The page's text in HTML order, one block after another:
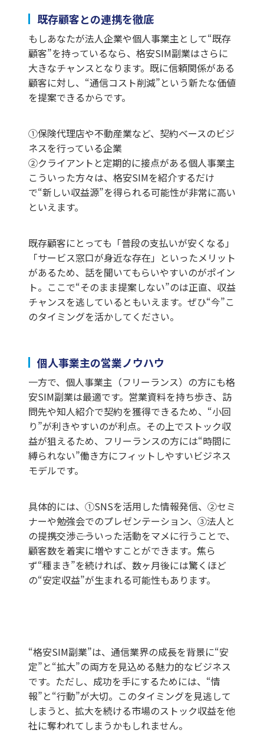
既存顧客との連携を徹底
もしあなたが法人企業や個人事業主として“既存
顧客”を持っているなら、格安SIM副業はさらに
大きなチャンスとなります。既に信頼関係がある
顧客に対し、“通信コスト削減”という新たな価値
を提案できるからです。
①保険代理店や不動産業など、契約ベースのビジ
ネスを行っている企業
②クライアントと定期的に接点がある個人事業主
こういった方々は、格安SIMを紹介するだけ
で“新しい収益源”を得られる可能性が非常に高い
といえます。
既存顧客にとっても「普段の支払いが安くなる」
「サービス窓口が身近な存在」といったメリット
があるため、話を聞いてもらいやすいのがポイン
ト。ここで“そのまま提案しない”のは正直、収益
チャンスを逃しているともいえます。ぜひ“今”こ
のタイミングを活かしてください。
個人事業主の営業ノウハウ
一方で、個人事業主（フリーランス）の方にも格
安SIM副業は最適です。営業資料を持ち歩き、訪
問先や知人紹介で契約を獲得できるため、“小回
り”が利きやすいのが利点。その上でストック収
益が狙えるため、フリーランスの方には“時間に
縛られない”働き方にフィットしやすいビジネス
モデルです。
具体的には、①SNSを活用した情報発信、②セミ
ナーや勉強会でのプレゼンテーション、③法人と
の提携交渉――こういった活動をマメに行うことで、
顧客数を着実に増やすことができます。焦ら
ず“種まき”を続ければ、数ヶ月後には驚くほど
の“安定収益”が生まれる可能性もあります。
“格安SIM副業”は、通信業界の成長を背景に“安
定”と“拡大”の両方を見込める魅力的なビジネス
です。ただし、成功を手にするためには、“情
報”と“行動”が大切。このタイミングを見逃して
しまうと、拡大を続ける市場のストック収益を他
社に奪われてしまうかもしれません。